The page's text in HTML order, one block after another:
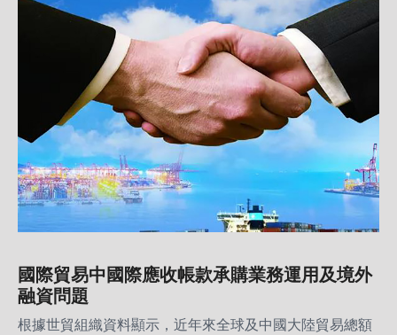
國際貿易中國際應收帳款承購業務運用及境外
融資問題
根據世貿組織資料顯示，近年來全球及中國大陸貿易總額